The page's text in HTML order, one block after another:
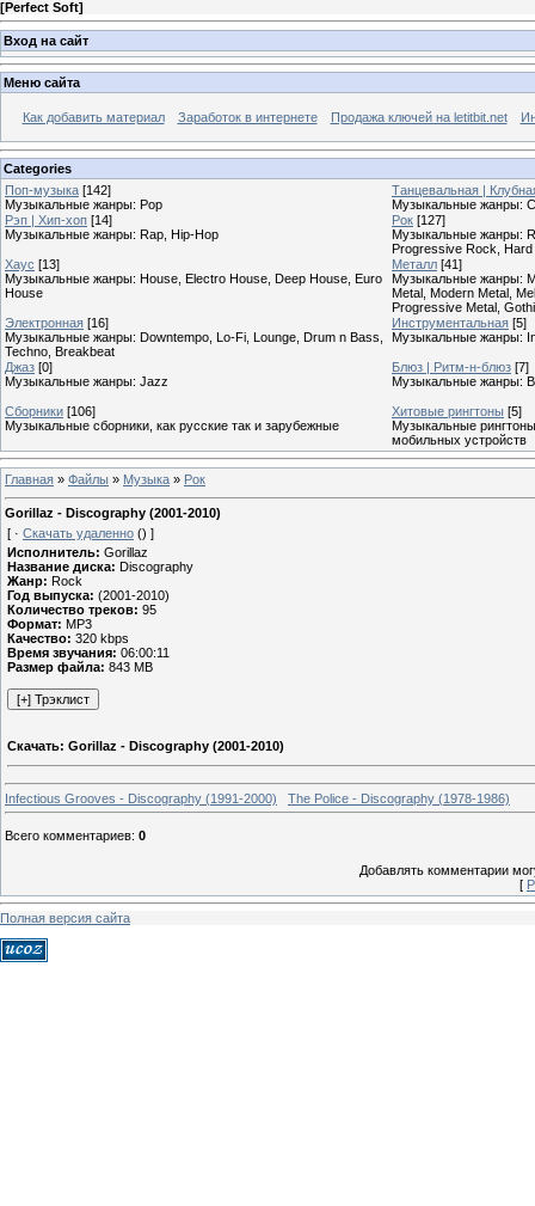
[Perfect Soft]
Вход на сайт
Меню сайта
Как добавить материал Заработок в интернете Продажа ключей на letitbit.net
Categories
Поп-музыка [142]
Музыкальные жанры: Pop
Танцевальная |
Музыкальные жанры:
Рэп | Хип-хоп [14]
Музыкальные жанры: Rap, Hip-Hop
Рок [127]
Музыкальные жанры:
Progressive Rock,
Хаус [13]
Музыкальные жанры: House, Electro House, Deep House, Euro
House
Металл [41]
Музыкальные жанры:
Metal, Modern Metal,
Progressive Metal,
Электронная [16]
Музыкальные жанры: Downtempo, Lo-Fi, Lounge, Drum n Bass,
Techno, Breakbeat
Инструментальная [5]
Музыкальные жанры:
Джаз [0]
Музыкальные жанры: Jazz
Блюз | Ритм-н-блюз [7]
Музыкальные жанры:
Сборники [106]
Музыкальные сборники, как русские так и зарубежные
Хитовые рингтоны [5]
Музыкальные
мобильных устройств
Главная » Файлы » Музыка » Рок
Gorillaz - Discography (2001-2010)
[ · Скачать удаленно () ]
Исполнитель: Gorillaz
Название диска: Discography
Жанр: Rock
Год выпуска: (2001-2010)
Количество треков: 95
Формат: MP3
Качество: 320 kbps
Время звучания: 06:00:11
Размер файла: 843 MB
Скачать: Gorillaz - Discography (2001-2010)
Infectious Grooves - Discography (1991-2000) The Police - Discography (1978-1986)
Всего комментариев: 0
Добавлять комментарии
[
Полная версия сайта